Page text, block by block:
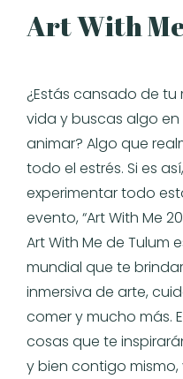
Art With
¿Estás cansado de
vida y buscas algo
animar? Algo que
todo el estrés. Si es
experimentar todo
evento, “Art With Me
Art With Me de Tulum
mundial que te
inmersiva de arte,
comer y mucho más.
cosas que te
y bien contigo